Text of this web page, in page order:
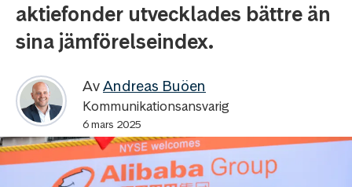
aktiefonder utvecklades bättre än
sina jämförelseindex.
AvAndreas Buöen
Kommunikationsansvarig
6 mars 2025